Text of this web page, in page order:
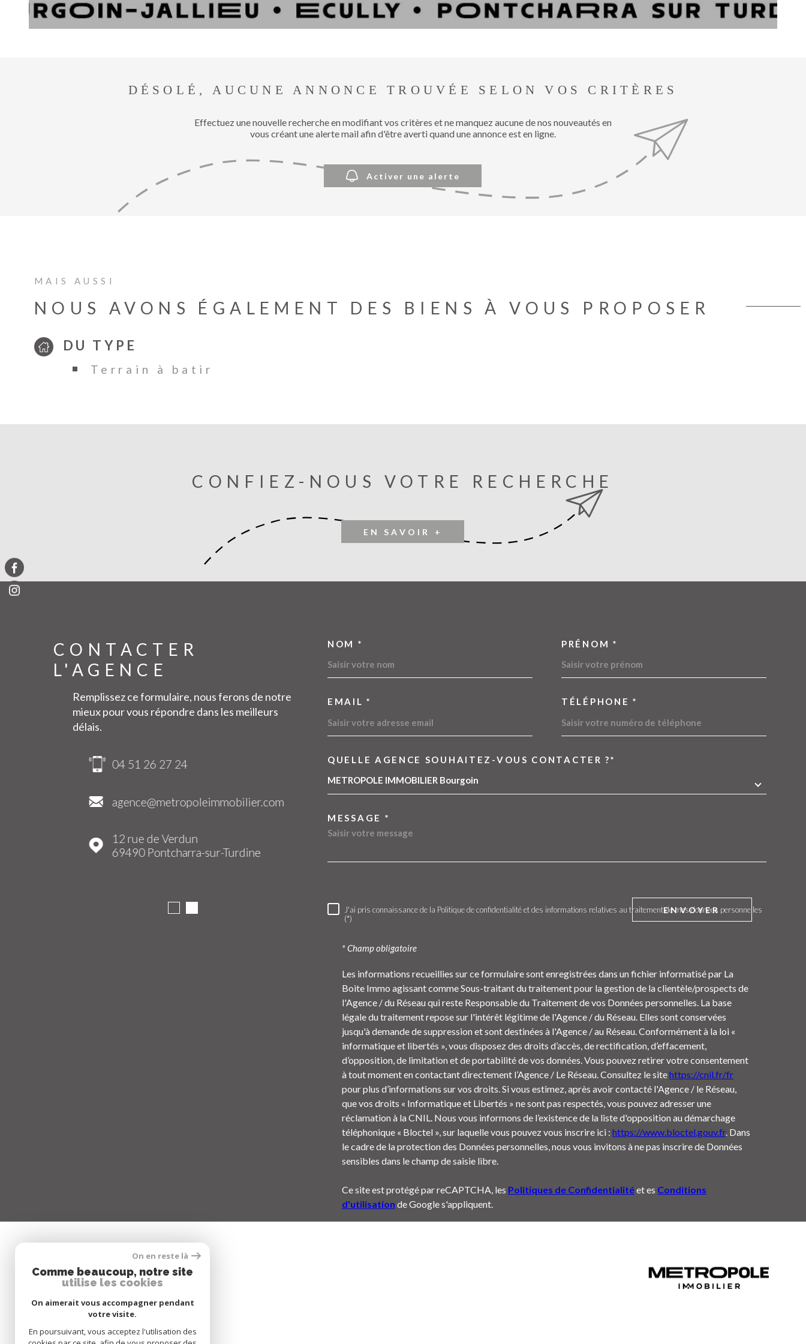
DÉSOLÉ, AUCUNE ANNONCE TROUVÉE SELON VOS CRITÈRES
Effectuez une nouvelle recherche en modifiant vos critères et ne manquez aucune de nos nouveautés en
vous créant une alerte mail afin d'être averti quand une annonce est en ligne.
Activer une alerte
MAIS AUSSI
NOUS AVONS ÉGALEMENT DES BIENS À VOUS PROPOSER
DU TYPE
Terrain à batir
CONFIEZ-NOUS VOTRE RECHERCHE
EN SAVOIR +
CONTACTER
L'AGENCE
Remplissez ce formulaire, nous ferons de notre
mieux pour vous répondre dans les meilleurs
délais.
04 51 26 27 24
agence@metropoleimmobilier.com
12 rue de Verdun
69490 Pontcharra-sur-Turdine
09 54 11 83 45
6 rue Claude Chappe
TRAD_MELTEM_VOSCOORDONNEES
NOM * PRÉNOM *
EMAIL * TÉLÉPHONE *
TRAD_MELTEM_VOREDEMANDE
QUELLE AGENCE SOUHAITEZ-VOUS CONTACTER ?*
METROPOLE IMMOBILIER Bourgoin
MESSAGE *
RÈGLEMENTATION
J'ai pris connaissance de la Politique de confidentialité et des informations relatives au traitement de mes données personnelles
(*)
* Champ obligatoire
ENVOYER
Les informations recueillies sur ce formulaire sont enregistrées dans un fichier informatisé par La
Boite Immo agissant comme Sous-traitant du traitement pour la gestion de la clientèle/prospects de
l'Agence / du Réseau qui reste Responsable du Traitement de vos Données personnelles. La base
légale du traitement repose sur l'intérêt légitime de l'Agence / du Réseau. Elles sont conservées
jusqu'à demande de suppression et sont destinées à l'Agence / au Réseau. Conformément à la loi «
informatique et libertés », vous disposez des droits d’accès, de rectification, d’effacement,
d’opposition, de limitation et de portabilité de vos données. Vous pouvez retirer votre consentement
à tout moment en contactant directement l’Agence / Le Réseau. Consultez le sitehttps://cnil.fr/fr
pour plus d’informations sur vos droits. Si vous estimez, après avoir contacté l'Agence / le Réseau,
que vos droits « Informatique et Libertés » ne sont pas respectés, vous pouvez adresser une
réclamation à la CNIL. Nous vous informons de l’existence de la liste d'opposition au démarchage
téléphonique « Bloctel », sur laquelle vous pouvez vous inscrire ici : https://www.bloctel.gouv.fr. Dans
le cadre de la protection des Données personnelles, nous vous invitons à ne pas inscrire de Données
sensibles dans le champ de saisie libre.
Ce site est protégé par reCAPTCHA, les Politiques de Confidentialitéet es Conditions
d'utilisation de Google s'appliquent.
SE CONNECTER
ESPACE PROPRIÉTAIRE
On en reste là
Comme beaucoup, notre site
utilise les cookies
On aimerait vous accompagner pendant
votre visite.
En poursuivant, vous acceptez l'utilisation des